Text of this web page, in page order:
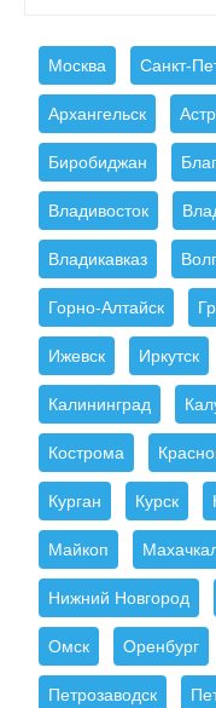
Москва Санкт-
Архангельск
Биробиджан
Владивосток
Владикавказ
Горно-Алтайск
Ижевск Иркутск
Калининград
Кострома
Курган Курск
Майкоп
Нижний Новгород
Омск Оренбург
Петрозаводск